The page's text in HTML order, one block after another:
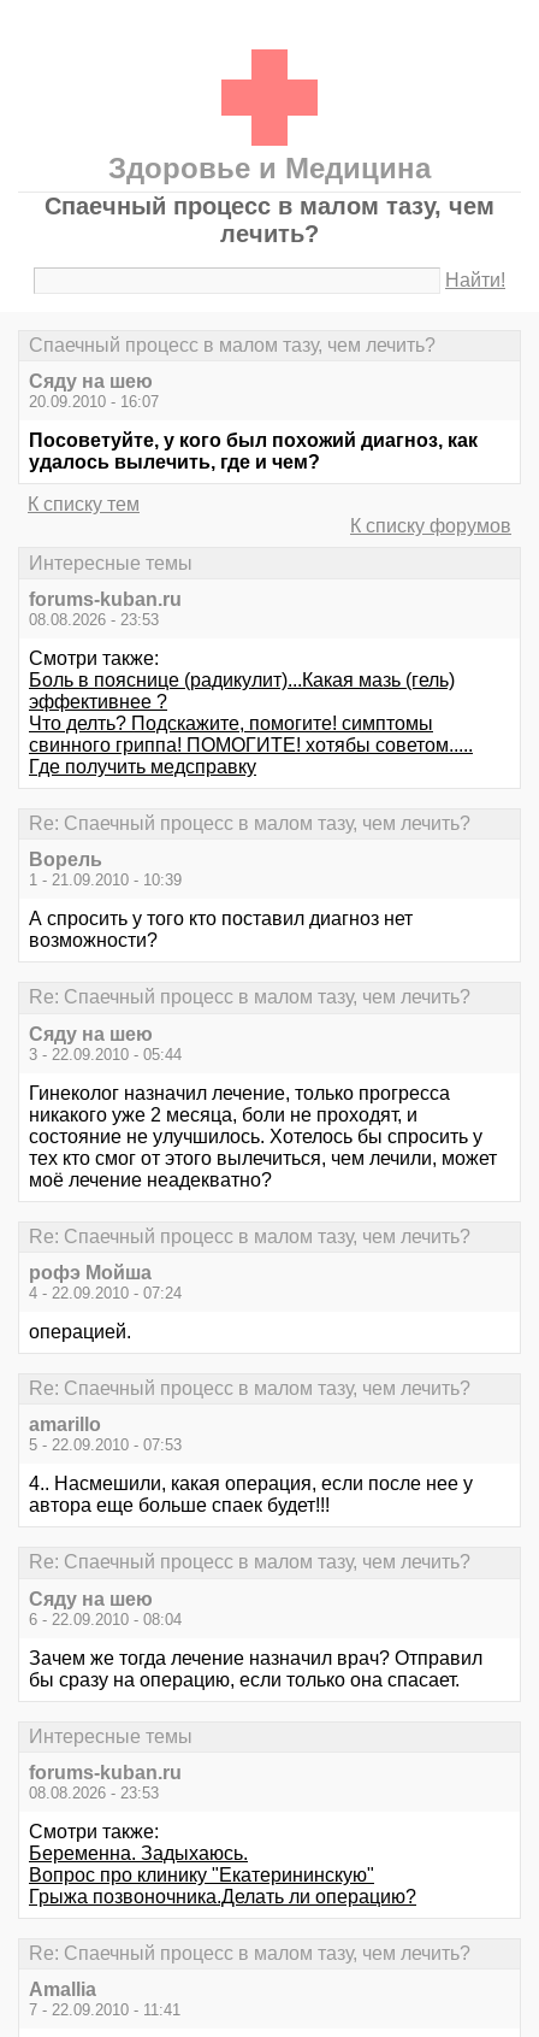
Здоровье и Медицина
Спаечный процесс в малом тазу, чем
лечить?
Найти!
Спаечный процесс в малом тазу, чем лечить?
Сяду на шею
20.09.2010 - 16:07
Посоветуйте, у кого был похожий диагноз, как
удалось вылечить, где и чем?
К списку тем
К списку форумов
Интересные темы
forums-kuban.ru
08.08.2026 - 23:53
Смотри также:
Боль в пояснице (радикулит)...Какая мазь (гель)
эффективнее ?
Что делть? Подскажите, помогите! симптомы
свинного гриппа! ПОМОГИТЕ! хотябы советом.....
Где получить медсправку
Re: Спаечный процесс в малом тазу, чем лечить?
Ворель
1 - 21.09.2010 - 10:39
А спросить у того кто поставил диагноз нет
возможности?
Re: Спаечный процесс в малом тазу, чем лечить?
Сяду на шею
3 - 22.09.2010 - 05:44
Гинеколог назначил лечение, только прогресса
никакого уже 2 месяца, боли не проходят, и
состояние не улучшилось. Хотелось бы спросить у
тех кто смог от этого вылечиться, чем лечили, может
моё лечение неадекватно?
Re: Спаечный процесс в малом тазу, чем лечить?
рофэ Мойша
4 - 22.09.2010 - 07:24
операцией.
Re: Спаечный процесс в малом тазу, чем лечить?
amarillo
5 - 22.09.2010 - 07:53
4.. Насмешили, какая операция, если после нее у
автора еще больше спаек будет!!!
Re: Спаечный процесс в малом тазу, чем лечить?
Сяду на шею
6 - 22.09.2010 - 08:04
Зачем же тогда лечение назначил врач? Отправил
бы сразу на операцию, если только она спасает.
Интересные темы
forums-kuban.ru
08.08.2026 - 23:53
Смотри также:
Беременна. Задыхаюсь.
Вопрос про клинику "Екатерининскую"
Грыжа позвоночника.Делать ли операцию?
Re: Спаечный процесс в малом тазу, чем лечить?
Amallia
7 - 22.09.2010 - 11:41